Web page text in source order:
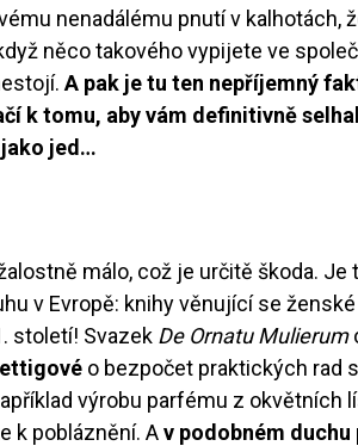
nenadálému pnutí v kalhotách,
něco takového vypijete ve
A pak je tu ten nepříjemný
k tomu, aby vám definitivně
jako jed…
málo, což je určitě škoda. Je
v Evropě: knihy věnující se
století! Svazek De Ornatu Mulierum
o bezpočet praktických rad
výrobu parfému z okvětních
k pobláznění. Av podobném duchu